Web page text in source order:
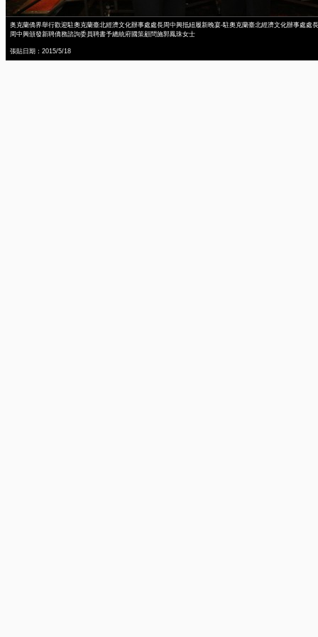
奥克蘭僑界舉行歡迎駐奧克蘭臺北經濟文化辦事處處長周中興抵紐履新晚宴-駐奧克蘭臺北經濟文化辦事處處長
周中興頒發新聘僑務諮詢委員聘書予總統府國策顧問施郭鳳珠女士
張貼日期：2015/5/18